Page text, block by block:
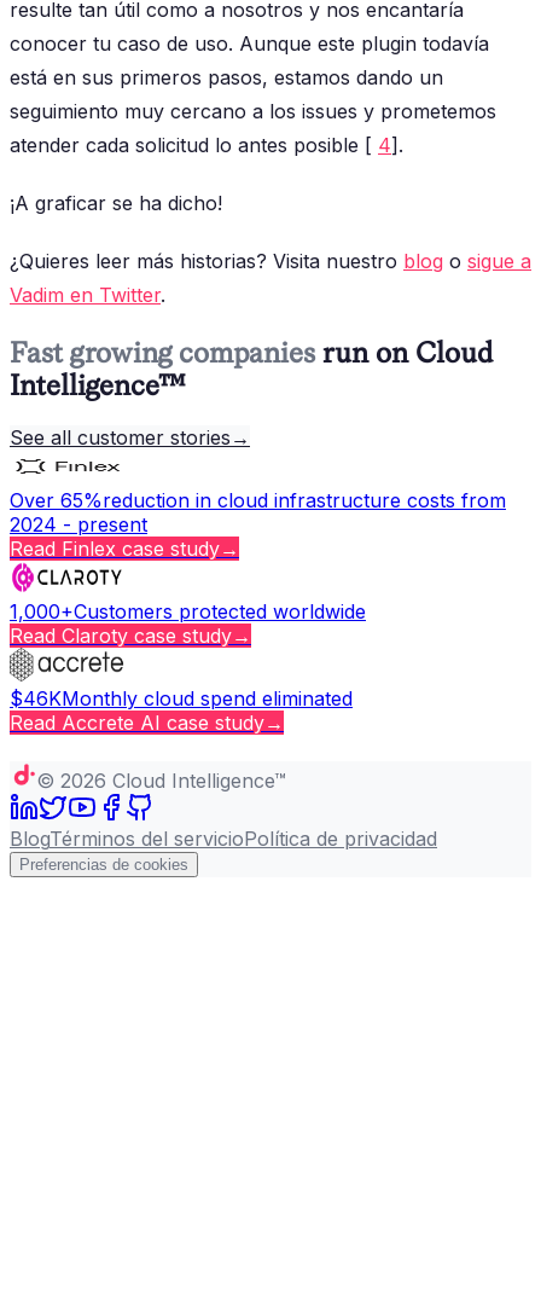
resulte tan útil como a nosotros y nos encantaría
conocer tu caso de uso. Aunque este plugin todavía
está en sus primeros pasos, estamos dando un
seguimiento muy cercano a los issues y prometemos
atender cada solicitud lo antes posible [ 4].
¡A graficar se ha dicho!
¿Quieres leer más historias? Visita nuestro blog o sigue a
Vadim en Twitter.
Fast growing companies run on Cloud
Intelligence™
See all customer stories →
Over 65%reduction in cloud infrastructure costs from
2024 - present
Read Finlex case study→
1,000+Customers protected worldwide
Read Claroty case study→
$46KMonthly cloud spend eliminated
Read Accrete AI case study→
© 2026 Cloud Intelligence™
BlogTérminos del servicioPolítica de privacidad
Preferencias de cookies